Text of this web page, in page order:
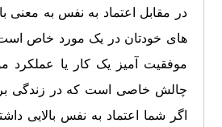
در مقابل اعتماد به نفس به معنی
های خودتان در یک مورد خاص است.
موفقیت آمیز یک کار یا عملکرد
چالش خاصی است که در زندگی
اگر شما اعتماد به نفس بالایی